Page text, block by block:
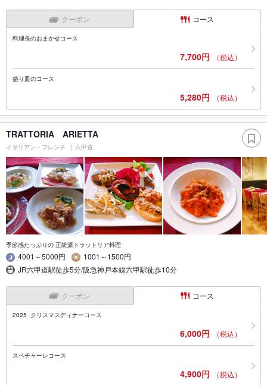
クーポン コース
料理長のおまかせコース
7,700円 （税込）
盛り皿のコース
5,280円 （税込）
TRATTORIA ARIETTA
イタリアン・フレンチ 六甲道
季節感たっぷりの 正統派トラットリア料理
4001～5000円
1001～1500円
JR六甲道駅徒歩5分/阪急神戸本線六甲駅徒歩10分
クーポン コース
2025 クリスマスディナーコース
6,000円 （税込）
スペチャーレコース
4,900円 （税込）